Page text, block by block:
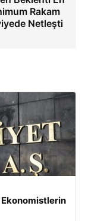
Rakam
Netleşti
Ekonomistlerin